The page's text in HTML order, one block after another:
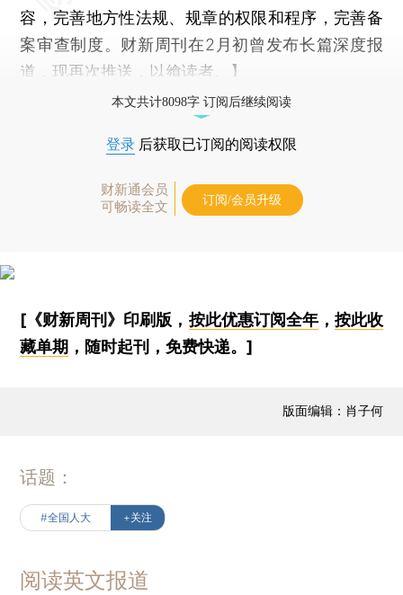
容，完善地方性法规、规章的权限和程序，完善备
案审查制度。财新周刊在2月初曾发布长篇深度报
道，现再次推送，以飨读者。】
本文共计8098字 订阅后继续阅读
登录 后获取已订阅的阅读权限
财新通会员
可畅读全文
订阅/会员升级
[《财新周刊》印刷版， 按此优惠订阅全年， 按此收
藏单期 ，随时起刊，免费快递。]
版面编辑：肖子何
话题：
#全国人大 +关注
阅读英文报道